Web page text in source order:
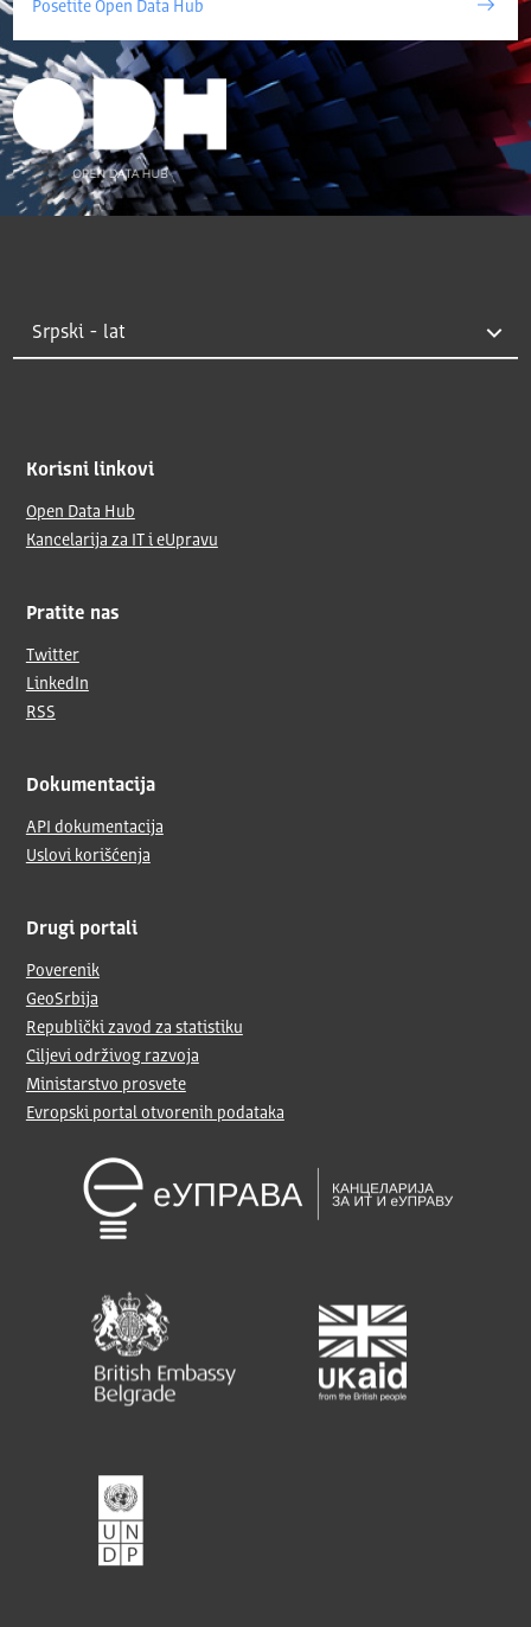
Posetite Open Data Hub
Korisni linkovi
Open Data Hub
Kancelarija za IT i eUpravu
Pratite nas
Twitter
LinkedIn
RSS
Dokumentacija
API dokumentacija
Uslovi korišćenja
Drugi portali
Poverenik
GeoSrbija
Republički zavod za statistiku
Ciljevi održivog razvoja
Ministarstvo prosvete
Evropski portal otvorenih podataka